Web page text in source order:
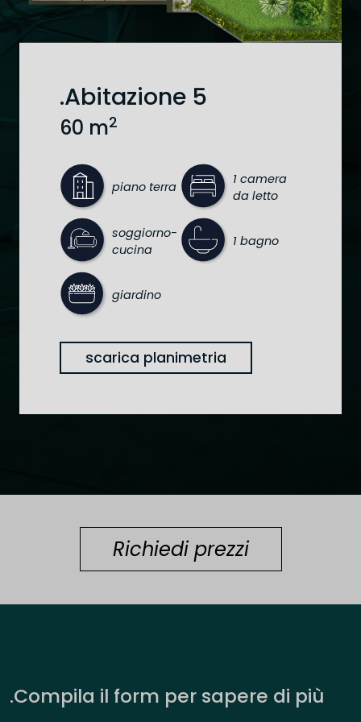
.Abitazione 5
60 m2
piano terra
1 camera
da letto
soggiorno-
cucina
1 bagno
giardino
scarica planimetria
Richiedi prezzi
.Compila il form per sapere di più
modalità automatizzate di contatto quali
sms e/o e-mail, comunicazioni informative e
promozionali dei servizi della titolare.